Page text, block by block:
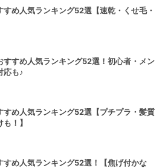
すめ人気ランキング52選【速乾・くせ毛・
すすめ人気ランキング52選！初心者・メン
応も♪
すめ人気ランキング52選【プチプラ・髪質
！】
すめ人気ランキング52選！【焦げ付かな